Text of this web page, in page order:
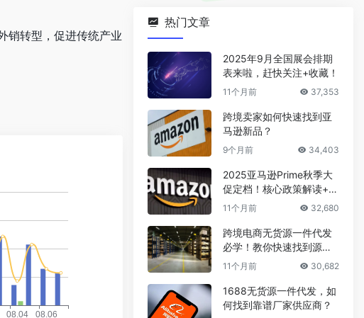
销转型，促进传统产业
热门文章
2025年9月全国展会排期
表来啦，赶快关注+收藏！
11个月前 37,353
跨境卖家如何快速找到亚
马逊新品？
9个月前 34,403
2025亚马逊Prime秋季大
促定档！核心政策解读+爆
款选品攻略
11个月前 32,680
跨境电商无货源一件代发
必学！教你快速找到源头
厂家
11个月前 30,682
1688无货源一件代发，如
何找到靠谱厂家供应商？